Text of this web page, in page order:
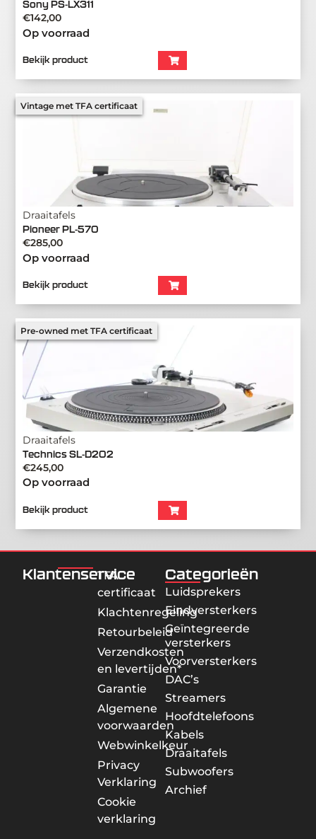
Sony PS-LX311
€142,00
Op voorraad
Bekijk product
Vintage met TFA certificaat
Draaitafels
Pioneer PL-570
€285,00
Op voorraad
Bekijk product
Pre-owned met TFA certificaat
Draaitafels
Technics SL-D202
€245,00
Op voorraad
Bekijk product
Klantenservice
TFA
certificaat
Klachtenregeling
Retourbeleid
Verzendkosten
en levertijden*
Garantie
Algemene
voorwaarden
Webwinkelkeur
Privacy
Verklaring
Cookie
verklaring
Categorieën
Luidsprekers
Eindversterkers
Geïntegreerde
versterkers
Voorversterkers
DAC’s
Streamers
Hoofdtelefoons
Kabels
Draaitafels
Subwoofers
Archief